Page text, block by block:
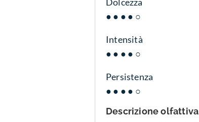
● ● ● ● ○
Intensità
● ● ● ● ○
Persistenza
● ● ● ● ○
Descrizione olfattiva